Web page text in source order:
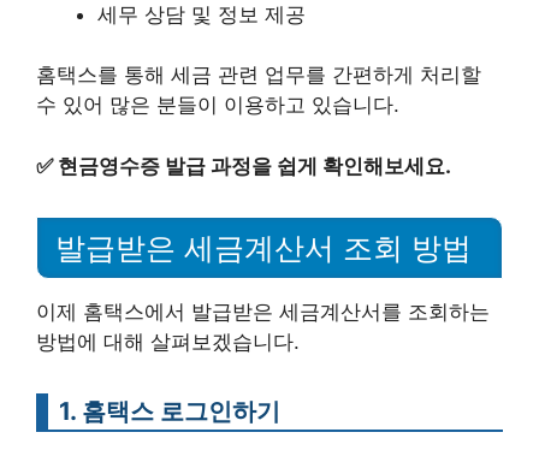
세무 상담 및 정보 제공
홈택스를 통해 세금 관련 업무를 간편하게 처리할
수 있어 많은 분들이 이용하고 있습니다.
✅ 현금영수증 발급 과정을 쉽게 확인해보세요.
발급받은 세금계산서 조회 방법
이제 홈택스에서 발급받은 세금계산서를 조회하는
방법에 대해 살펴보겠습니다.
1. 홈택스 로그인하기